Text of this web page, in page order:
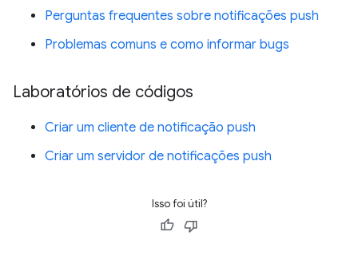
Perguntas frequentes sobre notificações push
Problemas comuns e como informar bugs
Laboratórios de códigos
Criar um cliente de notificação push
Criar um servidor de notificações push
Isso foi útil?